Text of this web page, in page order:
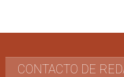
CONTACTO DE